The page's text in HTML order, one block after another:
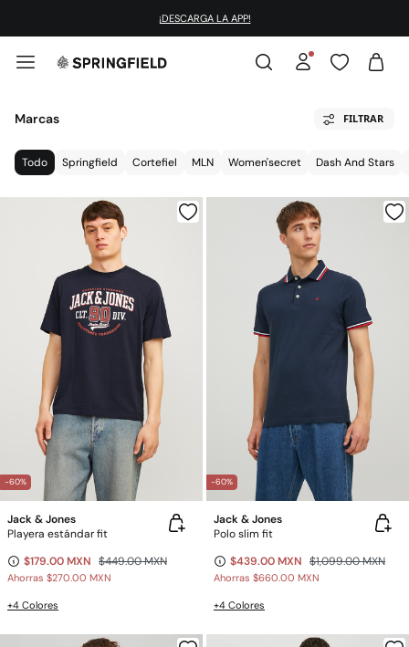
¡DESCARGA LA APP!
Marcas FILTRAR
Todo Springfield Cortefiel MLN Women'secret Dash And Stars
-60%
Jack & Jones
Playera estándar fit
$179.00 MXN $449.00 MXN
Ahorras $270.00 MXN
+4 Colores
-60%
Jack & Jones
Polo slim fit
$439.00 MXN $1,099.00 MXN
Ahorras $660.00 MXN
+4 Colores